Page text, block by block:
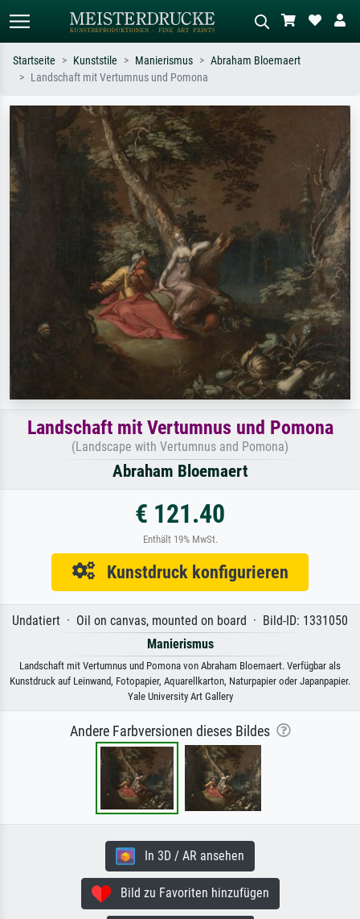
Suchen Sie nach Künstlern, Werktiteln
oder Stilen – z.B. Monet,
Sternennacht, Impressionismus, Welle
Hokusai, Akt.
Beschreiben Sie die Szene – z.B. Grüne
Wiese, Abstrakt mit viel Rot, Dunkles
Ölgemälde, Stehender Akt neben einem
Baum.
Startseite Kunststile Manierismus
Abraham Bloemaert
Landschaft mit Vertumnus und Pomona
Landschaft mit Vertumnus und Pomona
(Landscape with Vertumnus and Pomona)
Abraham Bloemaert
€ 121.40
Enthält 19% MwSt.
Kunstdruck konfigurieren
Undatiert · Oil on canvas, mounted on board · Bild-ID: 1331050
Manierismus
Landschaft mit Vertumnus und Pomona von Abraham Bloemaert. Verfügbar als
Kunstdruck auf Leinwand, Fotopapier, Aquarellkarton, Naturpapier oder Japanpapier.
Yale University Art Gallery
Andere Farbversionen dieses Bildes
In 3D / AR ansehen
Bild zu Favoriten hinzufügen